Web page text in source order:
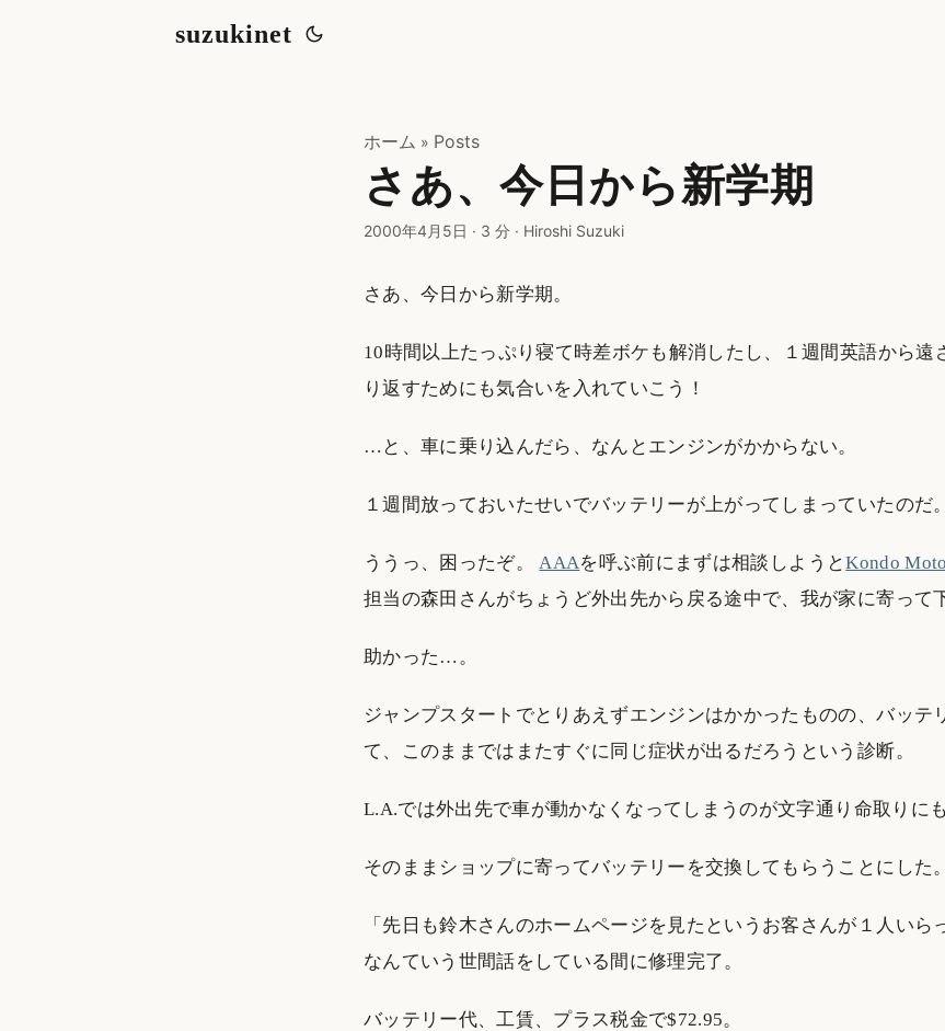
suzukinet
ホーム » Posts
さあ、今日から新学期
2000年4月5日 · 3 分 · Hiroshi Suzuki
さあ、今日から新学期。
10時間以上たっぷり寝て時差ボケも解消したし、１週間英語から遠
り返すためにも気合いを入れていこう！
…と、車に乗り込んだら、なんとエンジンがかからない。
１週間放っておいたせいでバッテリーが上がってしまっていたのだ。
ううっ、困ったぞ。AAAを呼ぶ前にまずは相談しようとKondo
担当の森田さんがちょうど外出先から戻る途中で、我が家に寄って
助かった…。
ジャンプスタートでとりあえずエンジンはかかったものの、バッテ
て、このままではまたすぐに同じ症状が出るだろうという診断。
L.A.では外出先で車が動かなくなってしまうのが文字通り命取りに
そのままショップに寄ってバッテリーを交換してもらうことにした。
「先日も鈴木さんのホームページを見たというお客さんが１人いら
なんていう世間話をしている間に修理完了。
バッテリー代、工賃、プラス税金で$72.95。